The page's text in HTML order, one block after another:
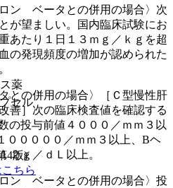
ン ベータとの併用の場合〉次
が望ましい。国内臨床試験にお
あたり１日１３ｍｇ／ｋｇを超
の発現頻度の増加が認められた
との併用の場合〉［Ｃ型慢性肝
善］次の臨床検査値を確認する
の投与前値４０００／ｍｍ３以
０００００／ｍｍ３以上、Bヘ
２ｇ／ｄＬ以上。
ン ベータとの併用の場合〉投
薬
セル
4版)
ちら